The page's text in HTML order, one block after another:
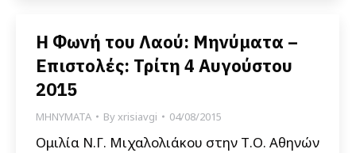
Η Φωνή του Λαού: Μηνύματα –
Επιστολές: Τρίτη 4 Αυγούστου
2015
ΜΗΝΥΜΑΤΑ Byxrisiavgi 04/08/2015
Ομιλία Ν.Γ. Μιχαλολιάκου στην Τ.Ο. Αθηνών